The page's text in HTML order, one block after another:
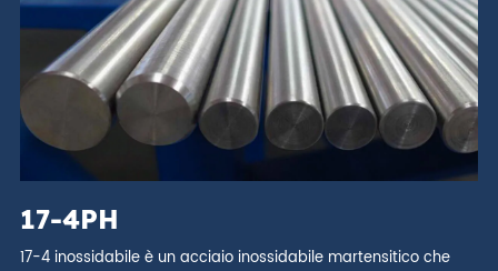
17-4PH
17-4 inossidabile è un acciaio inossidabile martensitico che